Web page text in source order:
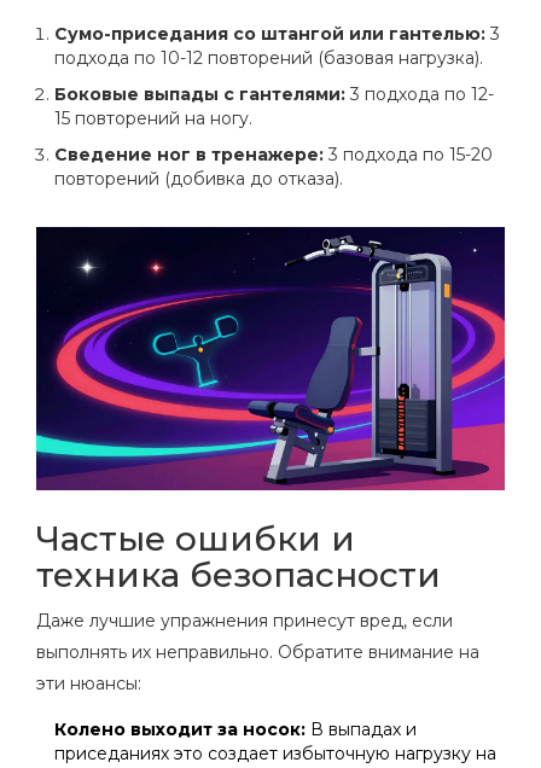
Сумо-приседания со штангой или гантелью: 3
подхода по 10-12 повторений (базовая нагрузка).
Боковые выпады с гантелями: 3 подхода по 12-
15 повторений на ногу.
Сведение ног в тренажере: 3 подхода по 15-20
повторений (добивка до отказа).
Частые ошибки и
техника безопасности
Даже лучшие упражнения принесут вред, если
выполнять их неправильно. Обратите внимание на
эти нюансы:
Колено выходит за носок: В выпадах и
приседаниях это создает избыточную нагрузку на